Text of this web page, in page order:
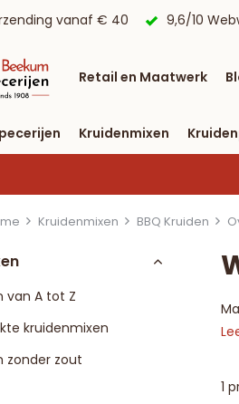
vanaf € 40 9,6/10
Retail en Maatwerk
Kruidenmixen
Kruidenmixen BBQ Kruiden
van A tot Z
kruidenmixen
zonder zout
1